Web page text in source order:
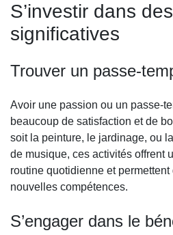
S’investir dans
significatives
Trouver un passe-
Avoir une passion ou un passe-
beaucoup de satisfaction et de
soit la peinture, le jardinage, ou
de musique, ces activités offrent
routine quotidienne et
nouvelles compétences.
S’engager dans le